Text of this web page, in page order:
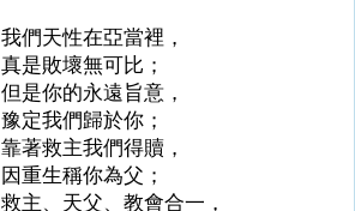
我們天性在亞當裡，
真是敗壞無可比；
但是你的永遠旨意，
豫定我們歸於你；
靠著救主我們得贖，
因重生稱你為父；
救主、天父、教會合一，